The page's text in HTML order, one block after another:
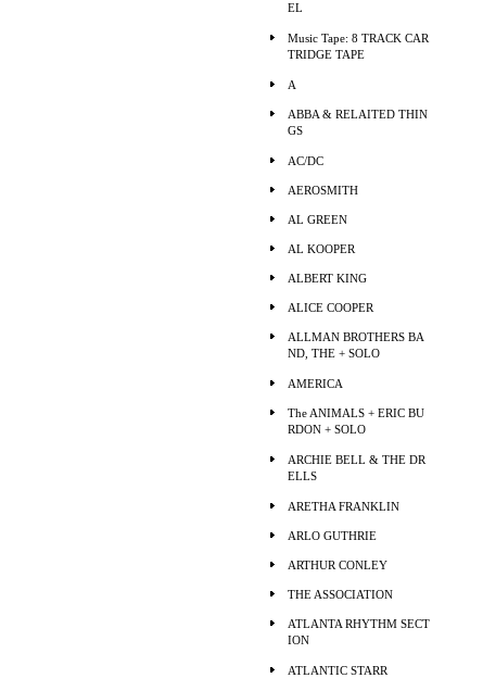
EL
Music Tape: 8 TRACK CAR
TRIDGE TAPE
A
ABBA & RELAITED THIN
GS
AC/DC
AEROSMITH
AL GREEN
AL KOOPER
ALBERT KING
ALICE COOPER
ALLMAN BROTHERS BA
ND, THE + SOLO
AMERICA
The ANIMALS + ERIC BU
RDON + SOLO
ARCHIE BELL & THE DR
ELLS
ARETHA FRANKLIN
ARLO GUTHRIE
ARTHUR CONLEY
THE ASSOCIATION
ATLANTA RHYTHM SECT
ION
ATLANTIC STARR